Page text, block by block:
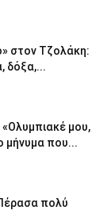
στον Τζολάκη:
δόξα,...
μου,
μήνυμα που...
πολύ